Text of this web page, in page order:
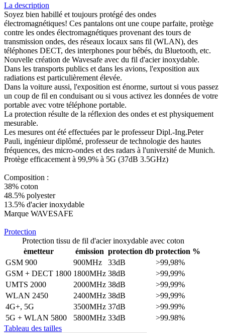
La description
Soyez bien habillé et toujours protégé des ondes
électromagnétiques! Ces pantalons ont une coupe parfaite, protège
contre les ondes électromagnétiques provenant des tours de
transmission ondes, des réseaux locaux sans fil (WLAN), des
téléphones DECT, des interphones pour bébés, du Bluetooth, etc.
Nouvelle création de Wavesafe avec du fil d'acier inoxydable.
Dans les transports publics et dans les avions, l'exposition aux
radiations est particulièrement élevée.
Dans la voiture aussi, l'exposition est énorme, surtout si vous passez
un coup de fil en conduisant ou si vous activez les données de votre
portable avec votre téléphone portable.
La protection résulte de la réflexion des ondes et est physiquement
mesurable.
Les mesures ont été effectuées par le professeur Dipl.-Ing.Peter
Pauli, ingénieur diplômé, professeur de technologie des hautes
fréquences, des micro-ondes et des radars à l'université de Munich.
Protège efficacement à 99,9% à 5G (37dB 3.5GHz)
Composition :
38% coton
48.5% polyester
13.5% d'acier inoxydable
Marque WAVESAFE
Protection
Protection tissu de fil d'acier inoxydable avec coton
èmetteur
émission protection db protection %
GSM 900
900MHz 33dB
>99,98%
GSM + DECT 1800 1800MHz 38dB
>99,99%
UMTS 2000
2000MHz 38dB
>99,99%
WLAN 2450
2400MHz 38dB
>99,99%
4G+, 5G
3500MHz 37dB
>99.99%
5G + WLAN 5800
5800MHz 33dB
>99.98%
Tableau des tailles